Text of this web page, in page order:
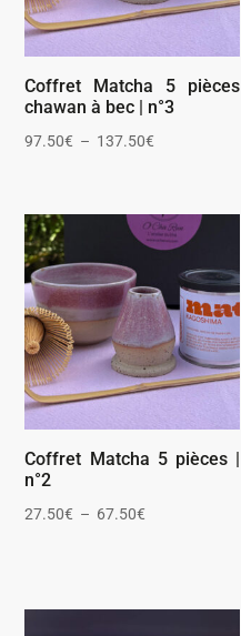
Coffret Matcha 5 pièces
chawan à bec | n°3
97.50€ – 137.50€
97.50€
à
137.50€
Coffret Matcha 5 pièces |
n°2
27.50€ – 67.50€